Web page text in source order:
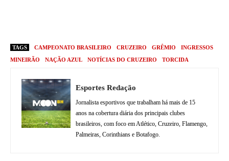
TAGS CAMPEONATO BRASILEIRO CRUZEIRO GRÊMIO
INGRESSOS
MINEIRÃO
NAÇÃO AZUL NOTÍCIAS DO CRUZEIRO TORCIDA
Esportes Redação
Jornalista esportivos que trabalham há mais de 15
anos na cobertura diária dos principais clubes
brasileiros, com foco em Atlético, Cruzeiro, Flamengo,
Palmeiras, Corinthians e Botafogo.